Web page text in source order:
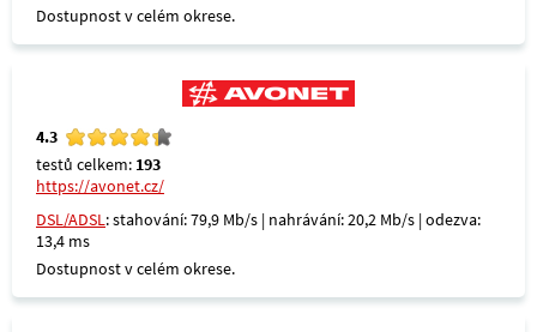
Dostupnost v celém okrese.
4.3
testů celkem: 193
https://avonet.cz/
DSL/ADSL: stahování: 79,9 Mb/s | nahrávání: 20,2 Mb/s | odezva:
13,4 ms
Dostupnost v celém okrese.